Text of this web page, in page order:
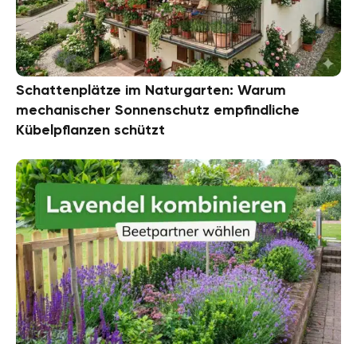
Schattenplätze im Naturgarten: Warum
mechanischer Sonnenschutz empfindliche
Kübelpflanzen schützt